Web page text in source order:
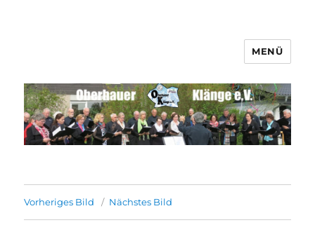
Männerchor Quirrenbach e.V.
MENÜ
Vorheriges Bild Nächstes Bild